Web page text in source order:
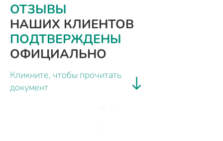
ОТЗЫВЫ
НАШИХ КЛИЕНТОВ
ПОДТВЕРЖДЕНЫ
ОФИЦИАЛЬНО
Кликните, чтобы прочитать
документ